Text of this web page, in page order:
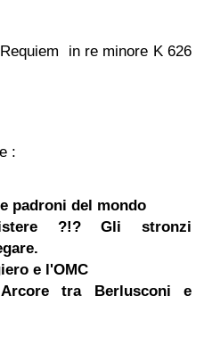
in re minore K 626
:
padroni del mondo
?!? Gli stronzi
e l'OMC
tra Berlusconi e